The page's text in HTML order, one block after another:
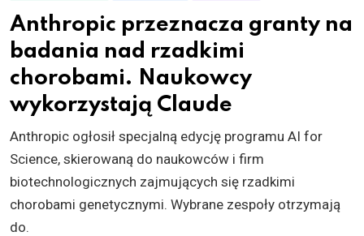
Anthropic przeznacza granty na
badania nad rzadkimi
chorobami. Naukowcy
wykorzystają Claude
Anthropic ogłosił specjalną edycję programu AI for
Science, skierowaną do naukowców i firm
biotechnologicznych zajmujących się rzadkimi
chorobami genetycznymi. Wybrane zespoły otrzymają
do.